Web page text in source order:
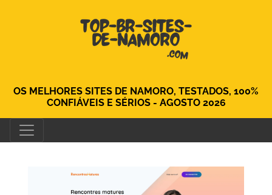
OS MELHORES SITES DE NAMORO, TESTADOS, 100%
CONFIÁVEIS ​​E SÉRIOS - AGOSTO 2026